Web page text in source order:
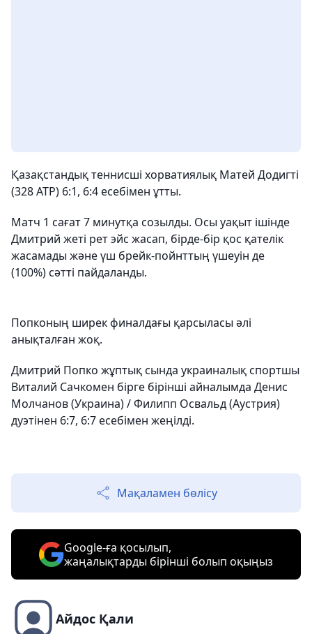
Қазақстандық теннисші хорватиялық Матей Додигті
(328 ATP) 6:1, 6:4 есебімен ұтты.
Матч 1 сағат 7 минутқа созылды. Осы уақыт ішінде
Дмитрий жеті рет эйс жасап, бірде-бір қос қателік
жасамады және үш брейк-пойнттың үшеуін де
(100%) сәтті пайдаланды.
Попконың ширек финалдағы қарсыласы әлі
анықталған жоқ.
Дмитрий Попко жұптық сында украиналық спортшы
Виталий Сачкомен бірге бірінші айналымда Денис
Молчанов (Украина) / Филипп Освальд (Аустрия)
дуэтінен 6:7, 6:7 есебімен жеңілді.
Мақаламен бөлісу
Google-ға қосылып,
жаңалықтарды бірінші болып оқыңыз
Айдос Қали